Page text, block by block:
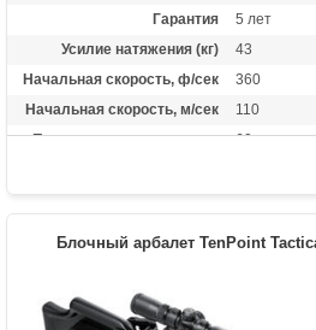
Гарантия
5 лет
Усилие натяжения (кг)
43
Начальная скорость, ф/сек
360
Начальная скорость, м/сек
110
Прицельная дальность, м
60
13 дюймов
Размах плечей (см)
52
Комплектация
Блочный арбалет TenPoint